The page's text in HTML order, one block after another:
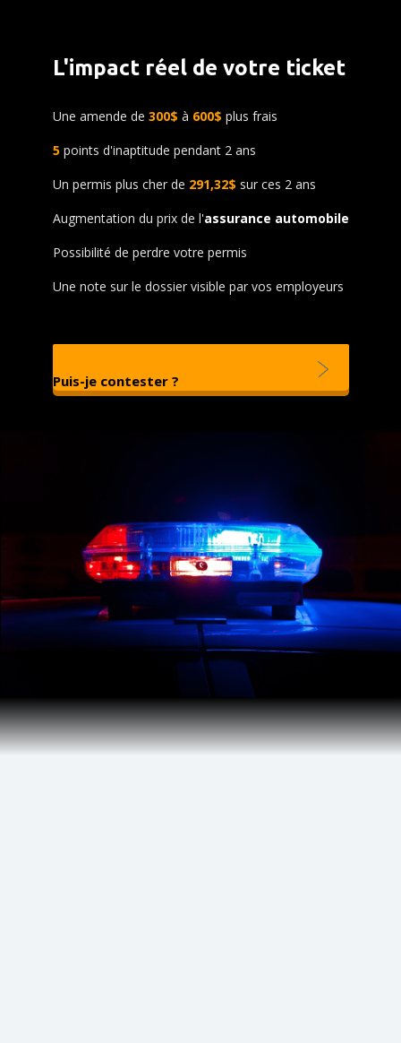
L'impact réel de votre ticket
Une amende de 300$ à 600$ plus frais
5points d'inaptitude pendant 2 ans
Un permis plus cher de 291,32$ sur ces 2 ans
Augmentation du prix de l'assurance automobile
Possibilité de perdre votre permis
Une note sur le dossier visible par vos employeurs
Puis-je contester ?